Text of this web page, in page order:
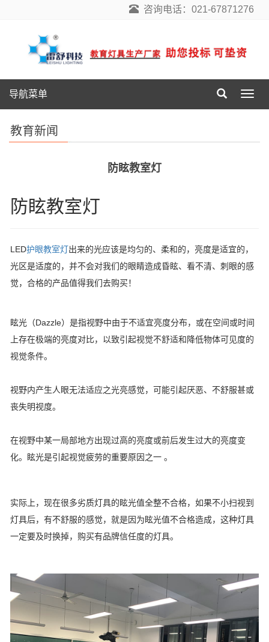
咨询电话：021-67871276
导
航
导航菜单
教育新闻
防眩教室灯
防眩教室灯
LED护眼教室灯出来的光应该是均匀的、柔和的，亮度是适宜的，
光区是适度的，并不会对我们的眼睛造成昏眩、看不清、刺眼的感
觉，合格的产品值得我们去购买！
眩光（Dazzle）是指视野中由于不适宜亮度分布，或在空间或时间
上存在极端的亮度对比，以致引起视觉不舒适和降低物体可见度的
视觉条件。
视野内产生人眼无法适应之光亮感觉，可能引起厌恶、不舒服甚或
丧失明视度。
在视野中某一局部地方出现过高的亮度或前后发生过大的亮度变
化。眩光是引起视觉疲劳的重要原因之一 。
实际上，现在很多劣质灯具的眩光值全整不合格，如果不小扫视到
灯具后，有不舒服的感觉，就是因为眩光值不合格造成，这种灯具
一定要及时换掉，购买有品牌信任度的灯具。